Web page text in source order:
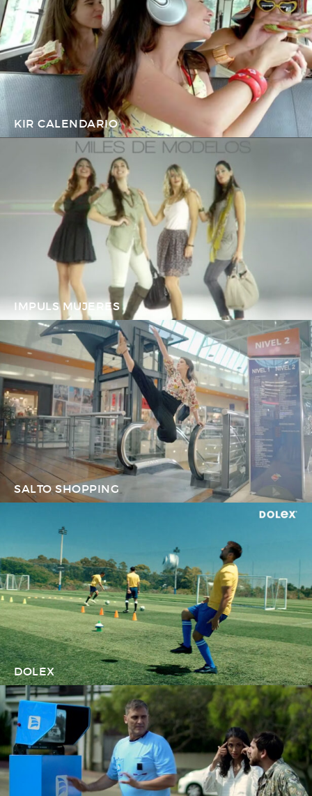
KIR CALENDARIO
IMPULS MUJERES
SALTO SHOPPING
DOLEX